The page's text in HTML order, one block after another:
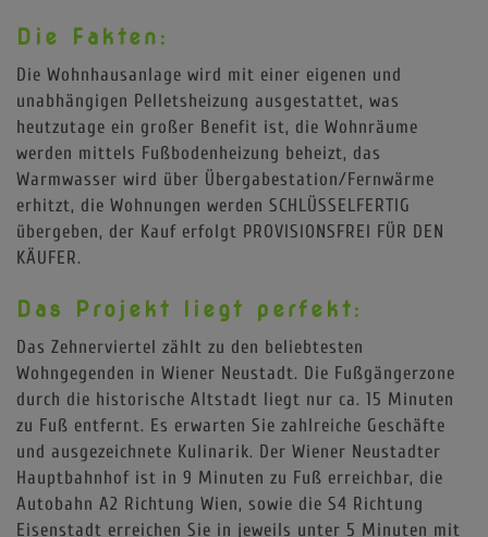
Die Fakten:
Die Wohnhausanlage wird mit einer eigenen und
unabhängigen Pelletsheizung ausgestattet, was
heutzutage ein großer Benefit ist, die Wohnräume
werden mittels Fußbodenheizung beheizt, das
Warmwasser wird über Übergabestation/Fernwärme
erhitzt, die Wohnungen werden SCHLÜSSELFERTIG
übergeben, der Kauf erfolgt PROVISIONSFREI FÜR DEN
KÄUFER.
Das Projekt liegt perfekt:
Das Zehnerviertel zählt zu den beliebtesten
Wohngegenden in Wiener Neustadt. Die Fußgängerzone
durch die historische Altstadt liegt nur ca. 15 Minuten
zu Fuß entfernt. Es erwarten Sie zahlreiche Geschäfte
und ausgezeichnete Kulinarik. Der Wiener Neustadter
Hauptbahnhof ist in 9 Minuten zu Fuß erreichbar, die
Autobahn A2 Richtung Wien, sowie die S4 Richtung
Eisenstadt erreichen Sie in jeweils unter 5 Minuten mit